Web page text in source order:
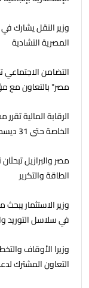
وزير النقل يشارك
المصرية التشادية
التضامن الاجتماعي
مصر" بالتعاون مع
الرقابة المالية
الخاصة حتى 31 ديسمبر المقبل
مصر والبرازيل
الطاقة والتكرير
وزير الاستثمار يبحث
في سلاسل التوريد
وزيرا الأوقاف
التعاون المشترك